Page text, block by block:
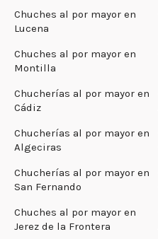
Chuches al por mayor en
Lucena
Chuches al por mayor en
Montilla
Chucherías al por mayor en
Cádiz
Chucherías al por mayor en
Algeciras
Chucherías al por mayor en
San Fernando
Chuches al por mayor en
Jerez de la Frontera